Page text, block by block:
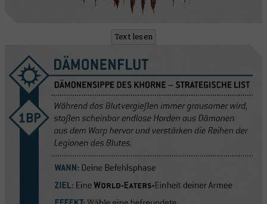
Text lesen